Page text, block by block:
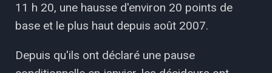
11 h 20, une hausse d'environ 20 points de
base et le plus haut depuis août 2007.
Depuis qu'ils ont déclaré une pause